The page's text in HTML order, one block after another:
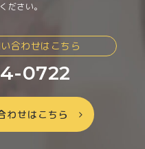
ださい。
合わせはこちら
0722
わせはこちら